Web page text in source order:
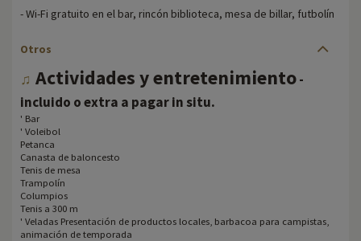
- Wi-Fi gratuito en el bar, rincón biblioteca, mesa de billar, futbolín
Otros
♫ Actividades y entretenimiento-
incluido o extra a pagar in situ.
' Bar
' Voleibol
Petanca
Canasta de baloncesto
Tenis de mesa
Trampolín
Columpios
Tenis a 300 m
' Veladas Presentación de productos locales, barbacoa para campistas,
animación de temporada